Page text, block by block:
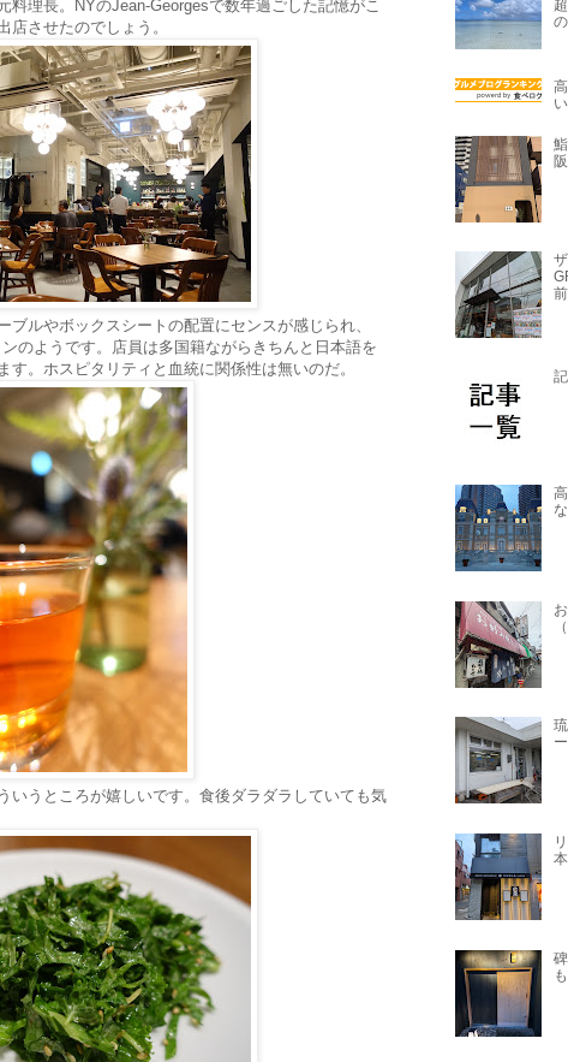
料理長。NYのJean-Georgesで数年過ごした記憶がこ
させたのでしょう。
ルやボックスシートの配置にセンスが感じられ、
のようです。店員は多国籍ながらきちんと日本語を
。ホスピタリティと血統に関係性は無いのだ。
いうところが嬉しいです。食後ダラダラしていても気
阪
前